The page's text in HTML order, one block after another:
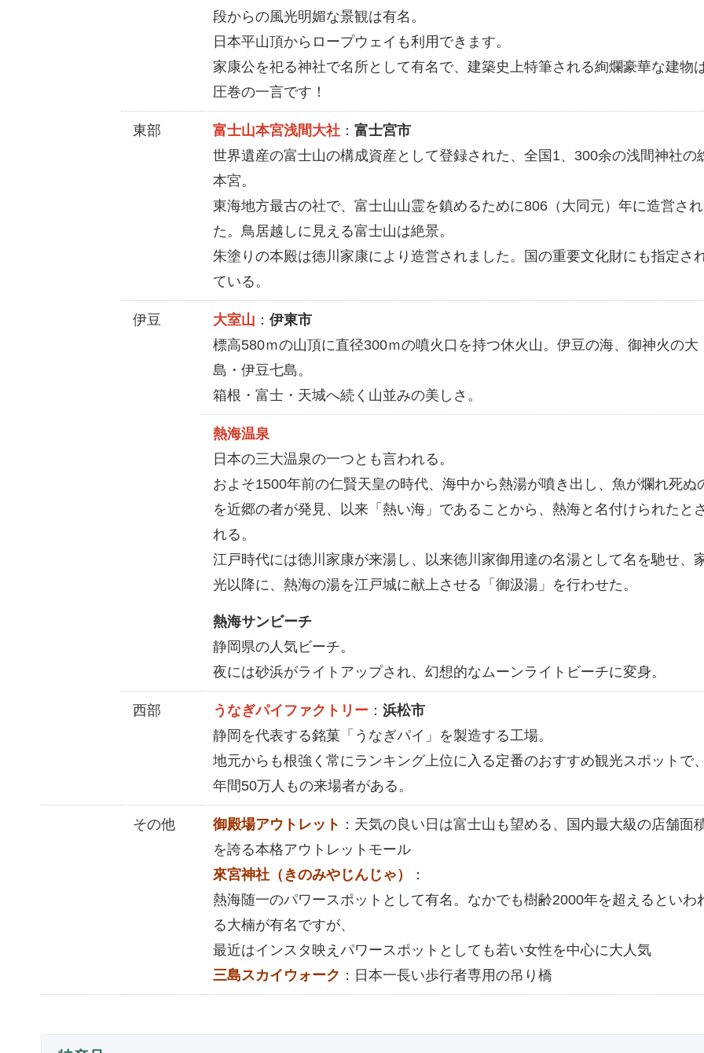
段からの風光明媚な景観は有名。
日本平山頂からロープウェイも利用できます。
家康公を祀る神社で名所として有名で、建築史上特筆される絢爛豪華な建物
圧巻の一言です！
東部 富士山本宮浅間大社 ： 富士宮市
世界遺産の富士山の構成資産として登録された、全国1、300余の浅間神社の
本宮。
東海地方最古の社で、富士山山霊を鎮めるために806（大同元）年に造営され
た。鳥居越しに見える富士山は絶景。
朱塗りの本殿は徳川家康により造営されました。国の重要文化財にも指定さ
ている。
伊豆 大室山 ： 伊東市
標高580ｍの山頂に直径300ｍの噴火口を持つ休火山。伊豆の海、御神火の大
島・伊豆七島。
箱根・富士・天城へ続く山並みの美しさ。
熱海温泉
日本の三大温泉の一つとも言われる。
およそ1500年前の仁賢天皇の時代、海中から熱湯が噴き出し、魚が爛れ死ぬ
を近郷の者が発見、以来「熱い海」であることから、熱海と名付けられたと
れる。
江戸時代には徳川家康が来湯し、以来徳川家御用達の名湯として名を馳せ、
光以降に、熱海の湯を江戸城に献上させる「御汲湯」を行わせた。
熱海サンビーチ
静岡県の人気ビーチ。
夜には砂浜がライトアップされ、幻想的なムーンライトビーチに変身。
西部 うなぎパイファクトリー ： 浜松市
静岡を代表する銘菓「うなぎパイ」を製造する工場。
地元からも根強く常にランキング上位に入る定番のおすすめ観光スポットで
年間50万人もの来場者がある。
その他 御殿場アウトレット ：天気の良い日は富士山も望める、国内最大級の店舗面
を誇る本格アウトレットモール
來宮神社（きのみやじんじゃ）
：
熱海随一のパワースポットとして有名。なかでも樹齢2000年を超えるといわ
る大楠が有名ですが、
最近はインスタ映えパワースポットとしても若い女性を中心に大人気
三島スカイウォーク ：日本一長い歩行者専用の吊り橋